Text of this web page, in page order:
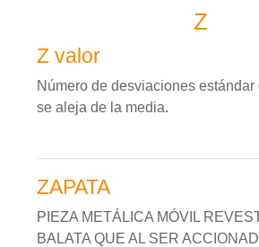
Z
Z valor
Número de desviaciones
se aleja de la media.
ZAPATA
PIEZA METÁLICA MÓVIL
BALATA QUE AL SER